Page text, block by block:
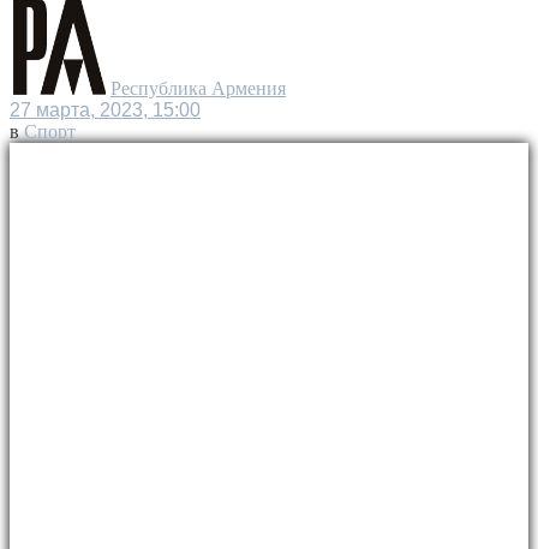
Республика Армения
27 марта, 2023, 15:00
в Спорт